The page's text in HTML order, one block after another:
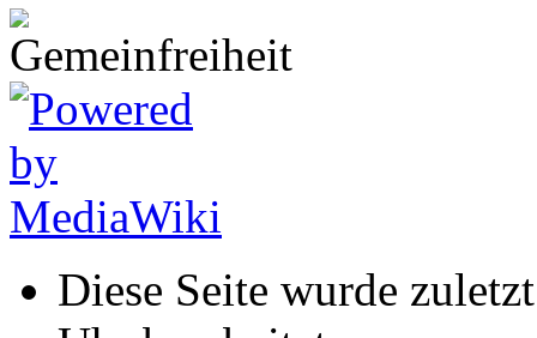
Diese Seite wurde